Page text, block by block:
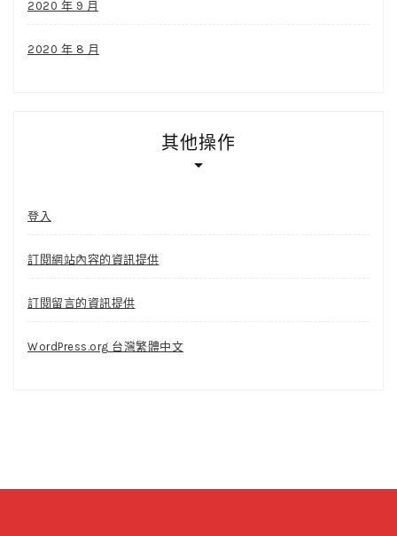
2020 年 9 月
2020 年 8 月
其他操作
登入
訂閱網站內容的資訊提供
訂閱留言的資訊提供
WordPress.org 台灣繁體中文